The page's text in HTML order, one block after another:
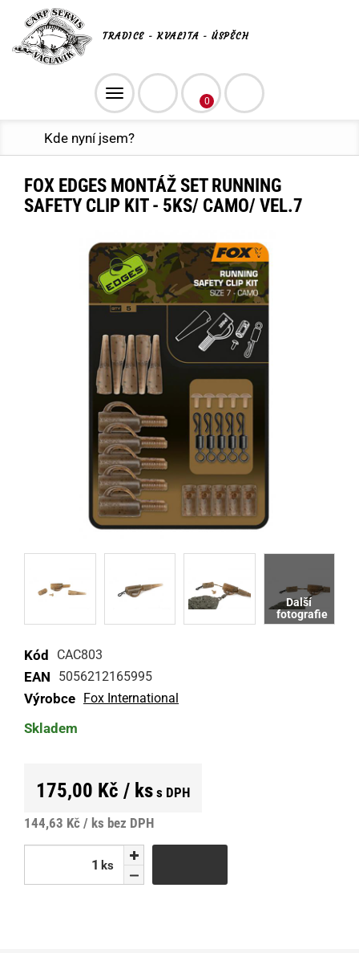
TRADICE - KVALITA - ÚSPĚCH
Toggle
navigation
0
Kde nyní jsem?
FOX EDGES MONTÁŽ SET RUNNING
SAFETY CLIP KIT - 5KS/ CAMO/ VEL.7
Kód CAC803
EAN 5056212165995
Výrobce Fox International
Skladem
175,00 Kč / ks s DPH
144,63 Kč / ks bez DPH
ks
ks